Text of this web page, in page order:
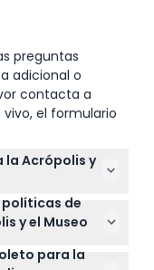
preguntas
adicional o
contacta a
el formulario
la Acrópolis y
sitio, recibirá
cómo descargar
francés,
pueda
políticas de
y el Museo
de la
para la